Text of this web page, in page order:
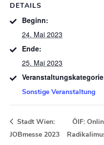
DETAILS
Beginn:
24. Mai 2023
Ende:
25. Mai 2023
Sonstige Veranstaltung
Stadt Wien:
JOBmesse 2023
ÖIF: